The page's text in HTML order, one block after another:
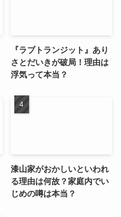
『ラブトランジット』あり
さとだいきが破局！理由は
浮気って本当？
漆山家がおかしいといわれ
る理由は何故？家庭内でい
じめの噂は本当？